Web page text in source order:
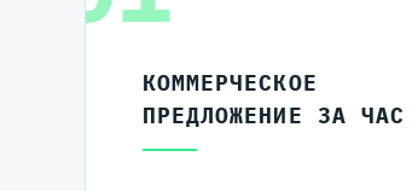
КОММЕРЧЕСКОЕ
ПРЕДЛОЖЕНИЕ ЗА ЧАС